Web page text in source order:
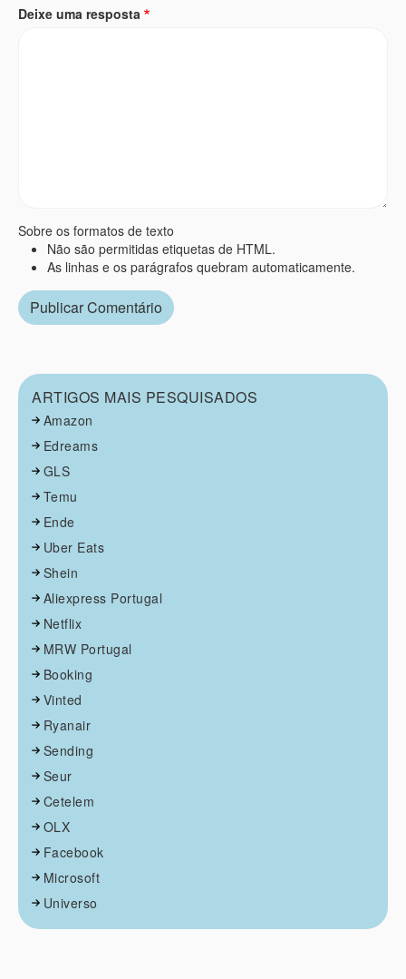
Deixe uma resposta
Sobre os formatos de texto
Não são permitidas etiquetas de HTML.
As linhas e os parágrafos quebram automaticamente.
ARTIGOS MAIS PESQUISADOS
Amazon
Edreams
GLS
Temu
Ende
Uber Eats
Shein
Aliexpress Portugal
Netflix
MRW Portugal
Booking
Vinted
Ryanair
Sending
Seur
Cetelem
OLX
Facebook
Microsoft
Universo